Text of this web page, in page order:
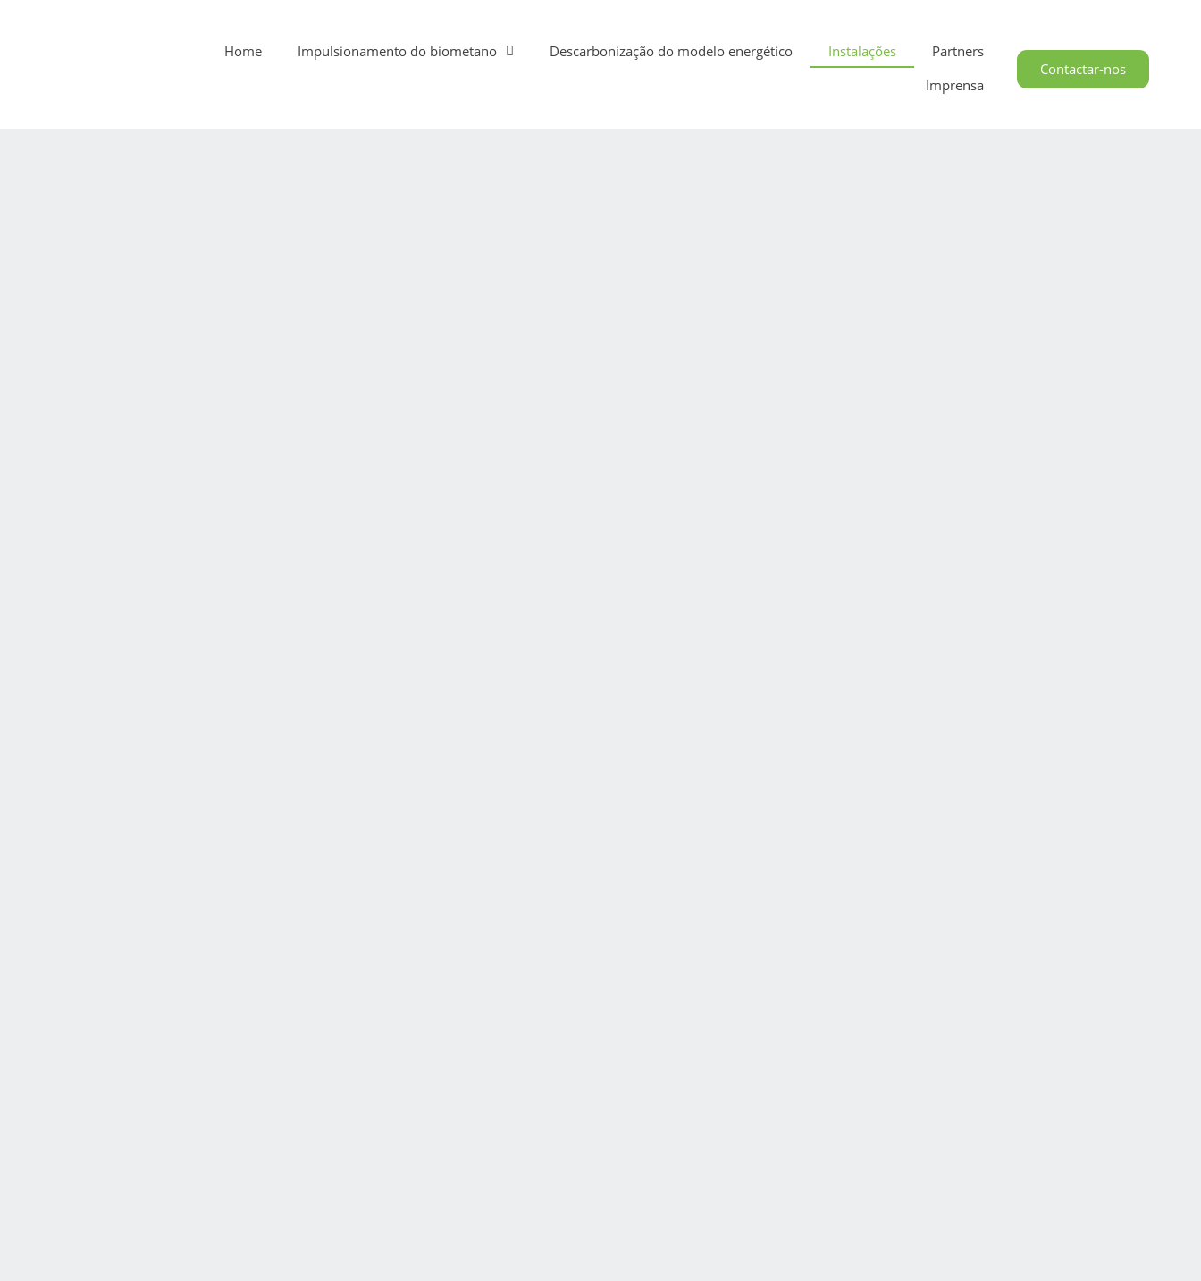
Home Impulsionamento do biometano Descarbonização do modelo energético Instalações
Partners
Imprensa
Contactar-nos